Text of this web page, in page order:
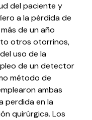
del paciente y
a la pérdida de
de un año
otros otorrinos,
uso de la
de un detector
método de
ambas
perdida en la
quirúrgica. Los